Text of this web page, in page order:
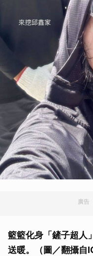
廣告
籃籃化身「鏟子超人
送暖。（圖／翻攝自